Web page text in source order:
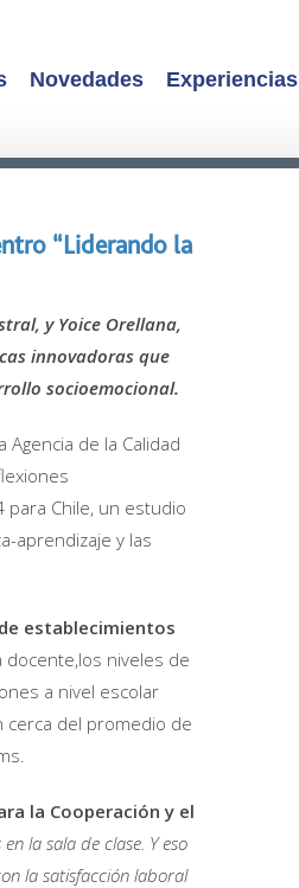
Novedades Experiencias
“Liderando la
y Yoice Orellana,
innovadoras que
socioemocional.
de la Calidad
para Chile, un estudio
aprendizaje y las
establecimientos
docente,los niveles de
a nivel escolar
del promedio de
la Cooperación y el
la sala de clase. Y eso
la satisfacción laboral